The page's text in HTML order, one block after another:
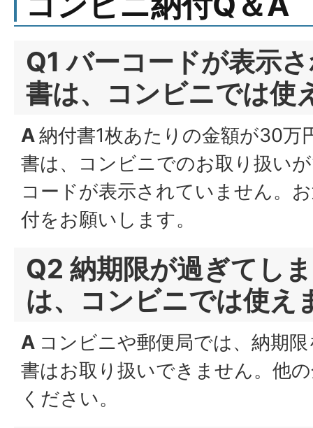
Q1 バーコードが表示
書は、コンビニでは使
A納付書1枚あたりの金額が30万
書は、コンビニでのお取り扱い
コードが表示されていません。
付をお願いします。
Q2 納期限が過ぎてし
は、コンビニでは使え
A コンビニや郵便局では、納期
書はお取り扱いできません。他
ください。